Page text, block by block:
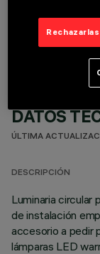
DATOS
ÚLTIMA
DESCRIPCIÓN
Luminaria circular
de instalación
accesorio a pedir
lámparas LED